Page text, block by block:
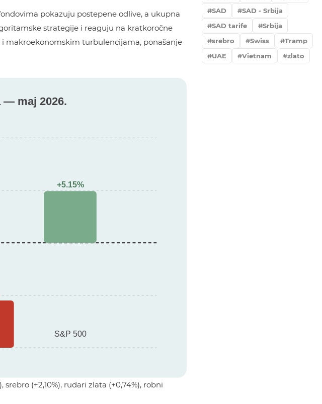
pokazuju postepene odlive, a ukupna
strategije i reaguju na kratkoročne
makroekonomskim turbulencijama, ponašanje
(+2,10%), rudari zlata (+0,74%), robni
SAD
SAD - Srbija
SAD tarife
Srbija
srebro
Swiss
Tramp
UAE
Vietnam zlato